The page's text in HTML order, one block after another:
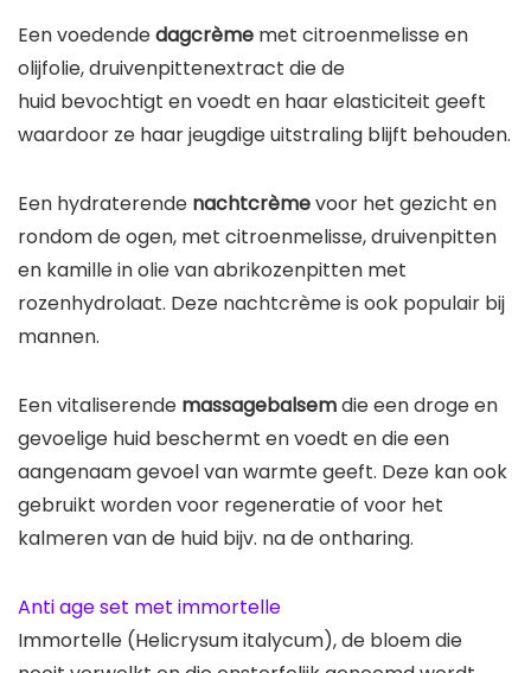
Een voedendedagcrème met citroenmelisse en
olijfolie, druivenpittenextract die de
huid bevochtigt en voedt en haar elasticiteit geeft
waardoor ze haar jeugdige uitstraling blijft behouden.
Een hydraterende nachtcrèmevoor het gezicht en
rondom de ogen, met citroenmelisse, druivenpitten
en kamille in olie van abrikozenpitten met
rozenhydrolaat. Deze nachtcrème is ook populair bij
mannen.
Een vitaliserende massagebalsemdie een droge en
gevoelige huid beschermt en voedt en die een
aangenaam gevoel van warmte geeft. Deze kan ook
gebruikt worden voor regeneratie of voor het
kalmeren van de huid bijv. na de ontharing.
Anti age set met immortelle
Immortelle (Helicrysum italycum), de bloem die